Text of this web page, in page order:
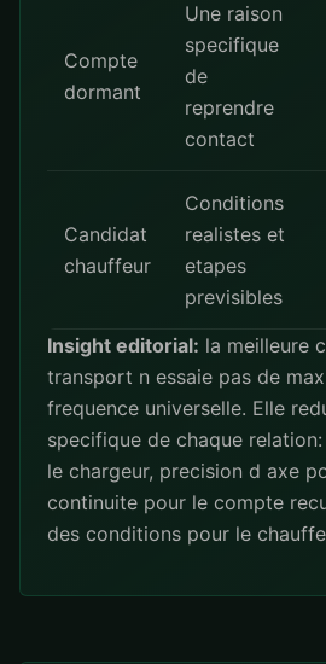
Compte
dormant
Une raison
specifique
de
reprendre
contact
Candidat
chauffeur
Conditions
realistes et
etapes
previsibles
Insight editorial: la meilleure
transport n essaie pas de
frequence universelle. Elle
specifique de chaque
le chargeur, precision d axe
continuite pour le compte
des conditions pour le